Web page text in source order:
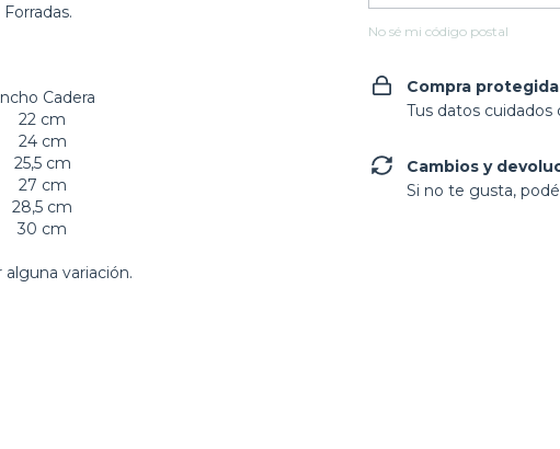
Cadera
22 cm
24 cm
25,5 cm
27 cm
28,5 cm
30 cm
variación.
No sé mi código postal
Compra protegida
Tus datos cuidados
Cambios y
Si no te gusta,